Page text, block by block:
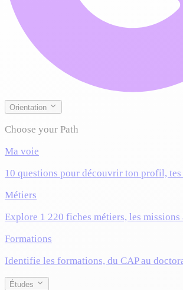
Orientation
Choose your Path
Ma voie
10 questions pour découvrir ton profil,
Métiers
Explore 1 220 fiches métiers, les
Formations
Identifie les formations, du CAP au
Études